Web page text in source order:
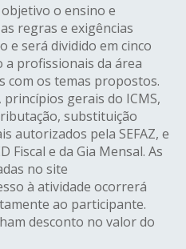
o ensino e
regras e exigências
e será dividido em cinco
a profissionais da área
com os temas propostos.
gerais do ICMS,
substituição
autorizados pela SEFAZ, e
Fiscal e da Gia Mensal. As
no site
à atividade ocorrerá
ao participante.
desconto no valor do